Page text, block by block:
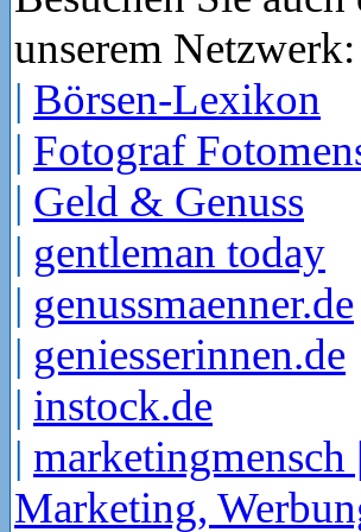
unserem Netzwerk:
| Börsen-Lexikon
| Fotograf
| Geld & Genuss
| gentleman today
| genussmaenner.de
| geniesserinnen.de
| instock.de
|
Marketing,